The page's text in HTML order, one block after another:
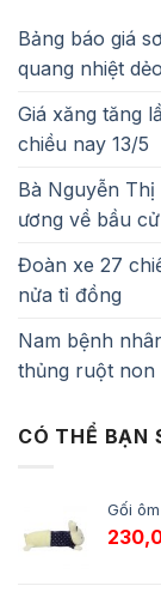
Bảng báo giá
quang nhiệt
Giá xăng tăng
chiều nay 13/5
Bà Nguyễn
ương về bầu
Đoàn xe 27
nửa tỉ đồng
Nam bệnh
thủng ruột non
CÓ THỂ BẠN
Gối